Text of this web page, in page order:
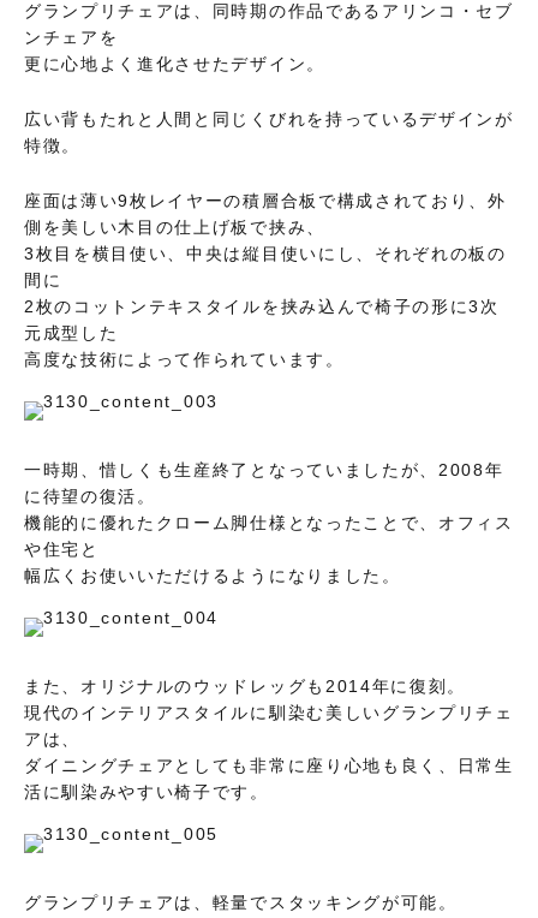
グランプリチェアは、同時期の作品であるアリンコ・セブ
ンチェアを
更に心地よく進化させたデザイン。
広い背もたれと人間と同じくびれを持っているデザインが
特徴。
座面は薄い9枚レイヤーの積層合板で構成されており、外
側を美しい木目の仕上げ板で挟み、
3枚目を横目使い、中央は縦目使いにし、それぞれの板の
間に
2枚のコットンテキスタイルを挟み込んで椅子の形に3次
元成型した
高度な技術によって作られています。
一時期、惜しくも生産終了となっていましたが、2008年
に待望の復活。
機能的に優れたクローム脚仕様となったことで、オフィス
や住宅と
幅広くお使いいただけるようになりました。
また、オリジナルのウッドレッグも2014年に復刻。
現代のインテリアスタイルに馴染む美しいグランプリチェ
アは、
ダイニングチェアとしても非常に座り心地も良く、日常生
活に馴染みやすい椅子です。
グランプリチェアは、軽量でスタッキングが可能。